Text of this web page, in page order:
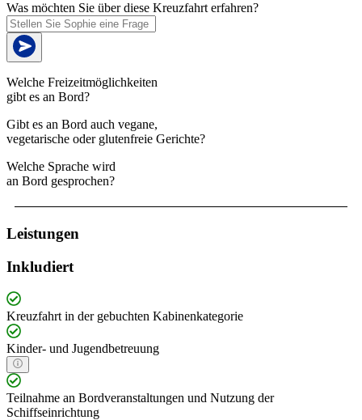
Was möchten Sie über diese Kreuzfahrt erfahren?
Welche Freizeitmöglichkeiten
gibt es an Bord?
Gibt es an Bord auch vegane,
vegetarische oder glutenfreie Gerichte?
Welche Sprache wird
an Bord gesprochen?
Leistungen
Inkludiert
Kreuzfahrt in der gebuchten Kabinenkategorie
Kinder- und Jugendbetreuung
Teilnahme an Bordveranstaltungen und Nutzung der
Schiffseinrichtung